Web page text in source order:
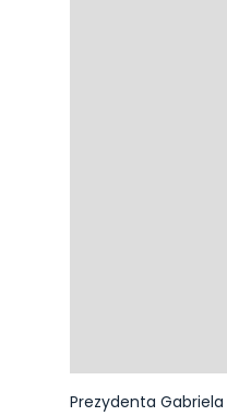
Prezydenta